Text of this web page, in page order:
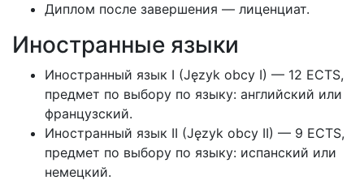
Диплом после завершения — лиценциат.
Иностранные языки
Иностранный язык I (Język obcy I) — 12 ECTS,
предмет по выбору по языку: английский или
французский.
Иностранный язык II (Język obcy II) — 9 ECTS,
предмет по выбору по языку: испанский или
немецкий.